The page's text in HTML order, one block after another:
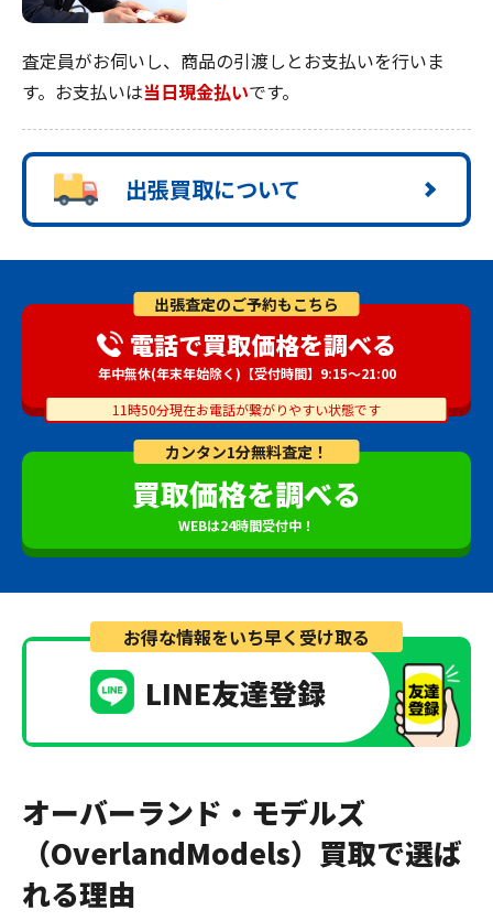
査定員がお伺いし、商品の引渡しとお支払いを行いま
す。お支払いは当日現金払いです。
出張買取について
カンタン1分無料査定！
買取価格を調べる
WEBは24時間受付中！
出張査定のご予約もこちら
電話で買取価格を調べる
年中無休(年末年始除く)【受付時間】9:15～21:00
11時50分現在お電話が繋がりやすい状態です
お得な情報をいち早く受け取る
LINE友達登録
オーバーランド・モデルズ
（OverlandModels）買取で選ば
れる理由